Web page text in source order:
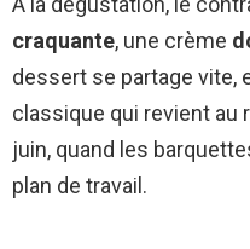
craquante, une crème
dessert se partage vite,
classique qui revient au
juin, quand les
plan de travail.